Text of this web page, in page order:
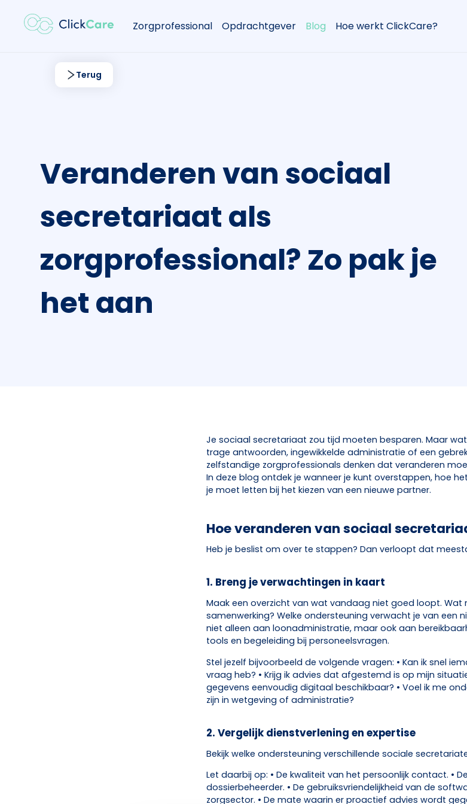
Zorgprofessional Opdrachtgever Blog Hoe werkt ClickCare?
Terug
Veranderen van sociaal
secretariaat als
zorgprofessional? Zo pak je
het aan
Je sociaal secretariaat zou tijd moeten besparen. Maar
trage antwoorden, ingewikkelde administratie of een
zelfstandige zorgprofessionals denken dat veranderen
In deze blog ontdek je wanneer je kunt overstappen, hoe
je moet letten bij het kiezen van een nieuwe partner.
Hoe veranderen van sociaal
Heb je beslist om over te stappen? Dan verloopt dat
1. Breng je verwachtingen in kaart
Maak een overzicht van wat vandaag niet goed loopt. Wat
samenwerking? Welke ondersteuning verwacht je van een
niet alleen aan loonadministratie, maar ook aan
tools en begeleiding bij personeelsvragen.
Stel jezelf bijvoorbeeld de volgende vragen: • Kan ik snel
vraag heb? • Krijg ik advies dat afgestemd is op mijn
gegevens eenvoudig digitaal beschikbaar? • Voel ik me
zijn in wetgeving of administratie?
2. Vergelijk dienstverlening en expertise
Bekijk welke ondersteuning verschillende sociale
Let daarbij op: • De kwaliteit van het persoonlijk contact. •
dossierbeheerder. • De gebruiksvriendelijkheid van de
zorgsector. • De mate waarin er proactief advies wordt